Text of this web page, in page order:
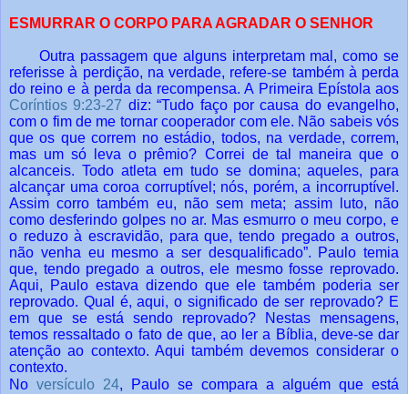
ESMURRAR O CORPO PARA AGRADAR O SENHOR
Outra passagem que alguns interpretam mal, como se
referisse à perdição, na verdade, refere-se também à perda
do reino e à perda da recompensa. A Primeira Epístola aos
Coríntios 9:23-27 diz: “Tudo faço por causa do evangelho,
com o fim de me tornar cooperador com ele. Não sabeis vós
que os que correm no estádio, todos, na verdade, correm,
mas um só leva o prêmio? Correi de tal maneira que o
alcanceis. Todo atleta em tudo se domina; aqueles, para
alcançar uma coroa corruptível; nós, porém, a incorruptível.
Assim corro também eu, não sem meta; assim luto, não
como desferindo golpes no ar. Mas esmurro o meu corpo, e
o reduzo à escravidão, para que, tendo pregado a outros,
não venha eu mesmo a ser desqualificado”. Paulo temia
que, tendo pregado a outros, ele mesmo fosse reprovado.
Aqui, Paulo estava dizendo que ele também poderia ser
reprovado. Qual é, aqui, o significado de ser reprovado? E
em que se está sendo reprovado? Nestas mensagens,
temos ressaltado o fato de que, ao ler a Bíblia, deve-se dar
atenção ao contexto. Aqui também devemos considerar o
contexto.
No versículo 24, Paulo se compara a alguém que está